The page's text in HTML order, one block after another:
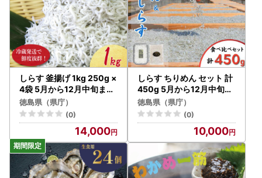
しらす 釜揚げ 1kg 250g ×
4袋 5月から12月中旬まで
発送
徳島県（県庁）
(0)
14,000
しらす ちりめん セット 計
450g 5月から12月中旬ま
で発送
徳島県（県庁）
(0)
10,000